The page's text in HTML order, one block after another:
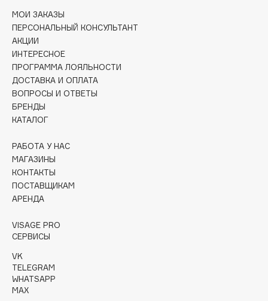
Club De Nuit
Collagenina
Consly
CosRX
Cottolina
Crescina
Curaprox
D
DABO
Darphin
Davines
МОИ ЗАКАЗЫ
ПЕРСОНАЛЬНЫЙ КОНСУЛЬТАНТ
АКЦИИ
ИНТЕРЕСНОЕ
ПРОГРАММА ЛОЯЛЬНОСТИ
ДОСТАВКА И ОПЛАТА
ВОПРОСЫ И ОТВЕТЫ
БРЕНДЫ
КАТАЛОГ
РАБОТА У НАС
МАГАЗИНЫ
КОНТАКТЫ
ПОСТАВЩИКАМ
АРЕНДА
VISAGE PRO
СЕРВИСЫ
VK
TELEGRAM
WHATSAPP
MAX